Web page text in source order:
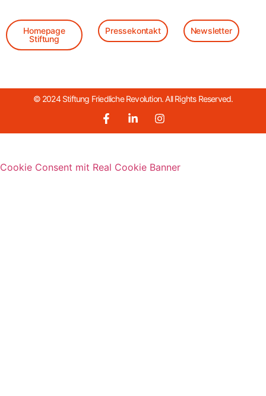
Homepage
Stiftung
Pressekontakt Newsletter
© 2024 Stiftung Friedliche Revolution. All Rights Reserved.
Cookie Consent mit Real Cookie Banner